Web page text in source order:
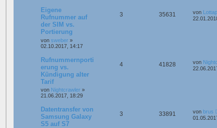
Eigene
Rufnummer auf
der SIM vs.
Portierung
von sweber »
02.10.2017, 14:17
3 35631 von
Rufnummernporti
erung vs.
Kündigung alter
Tarif
von Nightcrawler »
21.06.2017, 18:29
4 41828 von
Datentransfer von
Samsung Galaxy
S5 auf S7
3 33891 von brus